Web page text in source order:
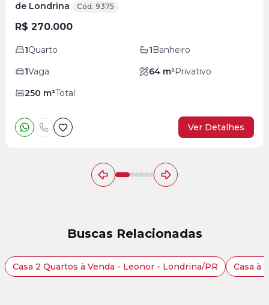
de Londrina
Cód. 9375
R$ 270.000
1Quarto 1Banheiro
1Vaga 64 m²Privativo
250 m²Total
Ver Detalhes
Buscas Relacionadas
Casa 2 Quartos à Venda - Leonor - Londrina/PR Casa à